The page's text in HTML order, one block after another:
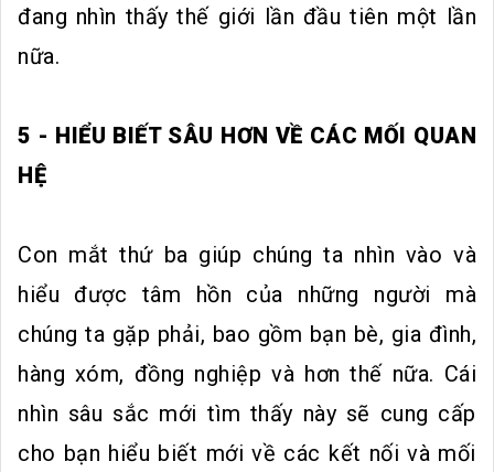
đang nhìn thấy thế giới lần đầu tiên một lần
nữa.
5 - HIỂU BIẾT SÂU HƠN VỀ CÁC MỐI QUAN
HỆ
Con mắt thứ ba giúp chúng ta nhìn vào và
hiểu được tâm hồn của những người mà
chúng ta gặp phải, bao gồm bạn bè, gia đình,
hàng xóm, đồng nghiệp và hơn thế nữa. Cái
nhìn sâu sắc mới tìm thấy này sẽ cung cấp
cho bạn hiểu biết mới về các kết nối và mối